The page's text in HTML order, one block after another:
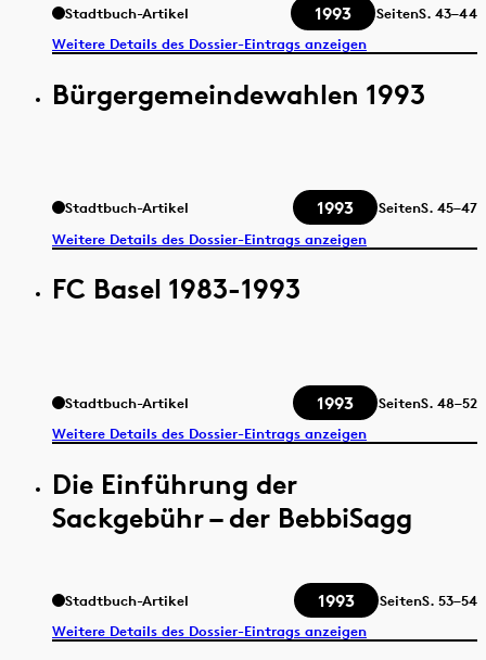
Stadtbuch-Artikel 1993 SeitenS. 43–44
Weitere Details des Dossier-Eintrags anzeigen
Bürgergemeindewahlen 1993
Stadtbuch-Artikel 1993 SeitenS. 45–47
Weitere Details des Dossier-Eintrags anzeigen
FC Basel 1983-1993
Stadtbuch-Artikel 1993 SeitenS. 48–52
Weitere Details des Dossier-Eintrags anzeigen
Die Einführung der
Sackgebühr – der BebbiSagg
Stadtbuch-Artikel 1993 SeitenS. 53–54
Weitere Details des Dossier-Eintrags anzeigen